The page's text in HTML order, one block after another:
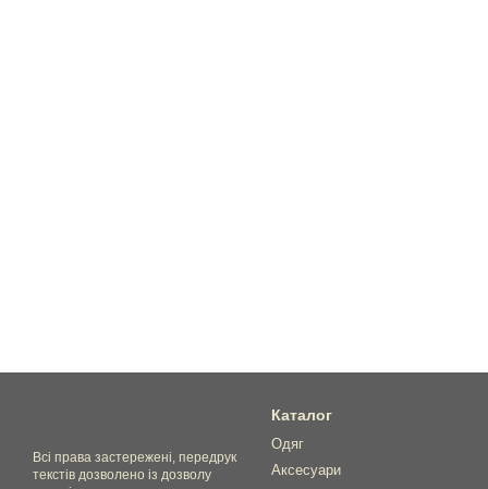
Всі права застережені, передрук
текстів дозволено із дозволу
Каталог
Одяг
Аксесуари